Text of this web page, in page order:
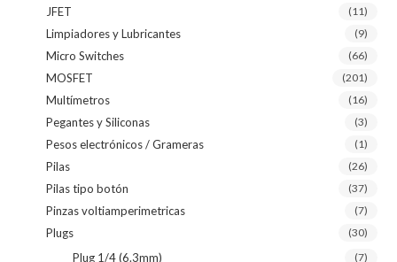
JFET (11)
Limpiadores y Lubricantes (9)
Micro Switches (66)
MOSFET (201)
Multímetros (16)
Pegantes y Siliconas (3)
Pesos electrónicos / Grameras (1)
Pilas (26)
Pilas tipo botón (37)
Pinzas voltiamperimetricas (7)
Plugs (30)
Plug 1/4 (6.3mm) (7)